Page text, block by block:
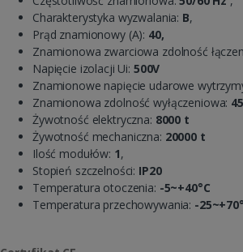
Charakterystyka wyzwalania: B,
Prąd znamionowy (A): 40,
Znamionowa zwarciowa zdolność
Napięcie izolacji Ui: 500V
Znamionowe napięcie udarowe
Znamionowa zdolność wyłączeniowa:
Żywotność elektryczna: 8000 t
Żywotność mechaniczna: 20000 t
Ilość modułów: 1,
Stopień szczelności: IP20
Temperatura otoczenia: -5~+40°C
Temperatura przechowywania: -